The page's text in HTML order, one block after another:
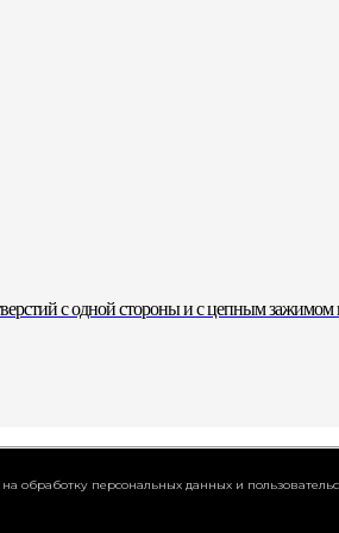
с одной стороны и с цепным зажимом
обработку персональных данных и